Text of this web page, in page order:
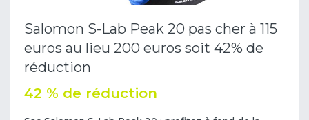
Salomon S-Lab Peak 20 pas cher à 115
euros au lieu 200 euros soit 42% de
réduction
42 % de réduction